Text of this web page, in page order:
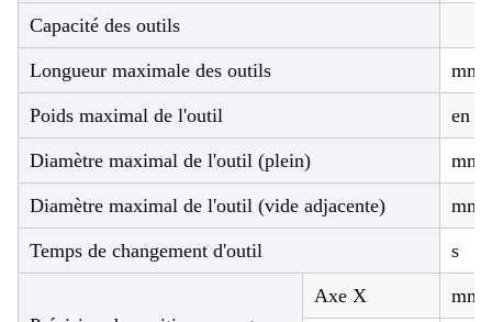
Capacité des outils
Longueur maximale des outils mm
Poids maximal de l'outil en
Diamètre maximal de l'outil (plein) mm
Diamètre maximal de l'outil (vide adjacente) mm
Temps de changement d'outil s
Axe X mm